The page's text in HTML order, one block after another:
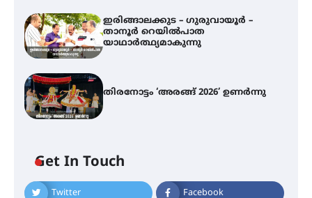
ഇരിങ്ങാലക്കുട – ഗുരുവായൂർ –
താനൂർ റെയിൽപാത
യാഥാർത്ഥ്യമാകുന്നു
തിരനോട്ടം ‘അരങ്ങ് 2026’ ഉണർന്നു
Get In Touch
Twitter Facebook
ഇരിങ്ങാലക്കുട – ഗുരുവായൂർ –